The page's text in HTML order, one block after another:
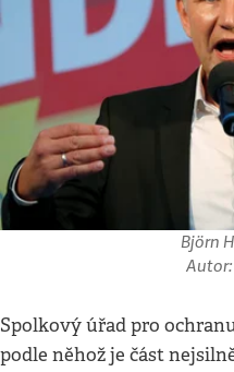
Björn
Autor:
Spolkový úřad pro
podle něhož je část